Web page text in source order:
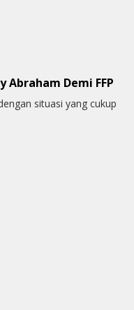
Abraham Demi FFP
situasi yang cukup